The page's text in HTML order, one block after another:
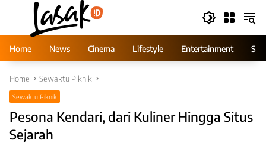
Home
News Cinema Lifestyle Entertainment
Home Sewaktu Piknik
Sewaktu Piknik
Pesona Kendari, dari Kuliner Hingga Situs
Sejarah